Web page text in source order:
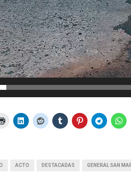
ACTO DESTACADAS GENERAL SAN